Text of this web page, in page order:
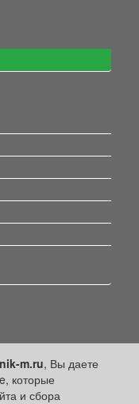
m.ru, Вы даете
которые
и сбора
рекламы»,
достоверность